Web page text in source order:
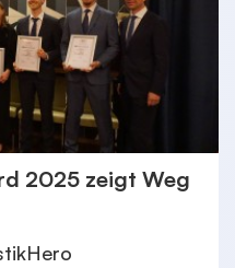
2025 zeigt Weg